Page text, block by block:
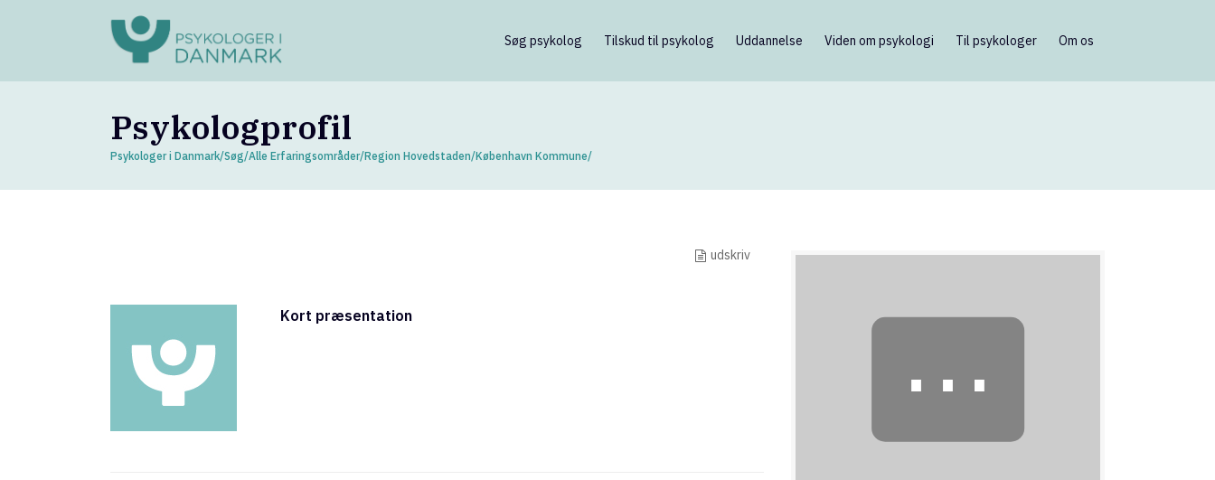
Søg psykolog Tilskud til psykolog Uddannelse Viden om psykologi Til psykologer Om os
Psykologprofil
Psykologer i Danmark/Søg/Alle Erfaringsområder/Region Hovedstaden/København Kommune/
udskriv
Kort præsentation
⋯